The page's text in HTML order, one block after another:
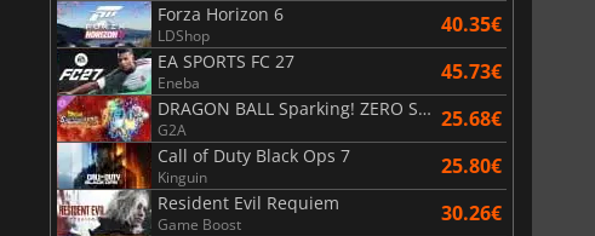
Forza Horizon 6
LDShop 40.35€
EA SPORTS FC 27
Eneba 45.73€
DRAGON BALL Sparking! ZERO Super Limit Breaking NEO
G2A 25.68€
Call of Duty Black Ops 7
Kinguin 25.80€
Resident Evil Requiem
Game Boost 30.26€